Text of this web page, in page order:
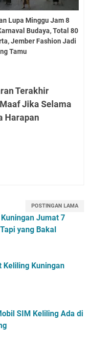
Lupa Minggu Jam 8
Budaya, Total 80
Jember Fashion Jadi
Tamu
Terakhir
Jika Selama
Harapan
POSTINGAN LAMA
Jumat 7
yang Bakal
Keliling Kuningan
SIM Keliling Ada di